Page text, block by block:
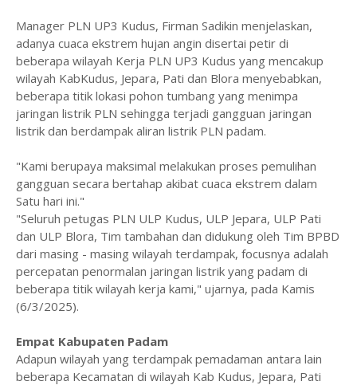
Manager PLN UP3 Kudus, Firman Sadikin menjelaskan,
adanya cuaca ekstrem hujan angin disertai petir di
beberapa wilayah Kerja PLN UP3 Kudus yang mencakup
wilayah KabKudus, Jepara, Pati dan Blora menyebabkan,
beberapa titik lokasi pohon tumbang yang menimpa
jaringan listrik PLN sehingga terjadi gangguan jaringan
listrik dan berdampak aliran listrik PLN padam.
"Kami berupaya maksimal melakukan proses pemulihan
gangguan secara bertahap akibat cuaca ekstrem dalam
Satu hari ini."
"Seluruh petugas PLN ULP Kudus, ULP Jepara, ULP Pati
dan ULP Blora, Tim tambahan dan didukung oleh Tim BPBD
dari masing - masing wilayah terdampak, focusnya adalah
percepatan penormalan jaringan listrik yang padam di
beberapa titik wilayah kerja kami," ujarnya, pada Kamis
(6/3/2025).
Empat Kabupaten Padam
Adapun wilayah yang terdampak pemadaman antara lain
beberapa Kecamatan di wilayah Kab Kudus, Jepara, Pati